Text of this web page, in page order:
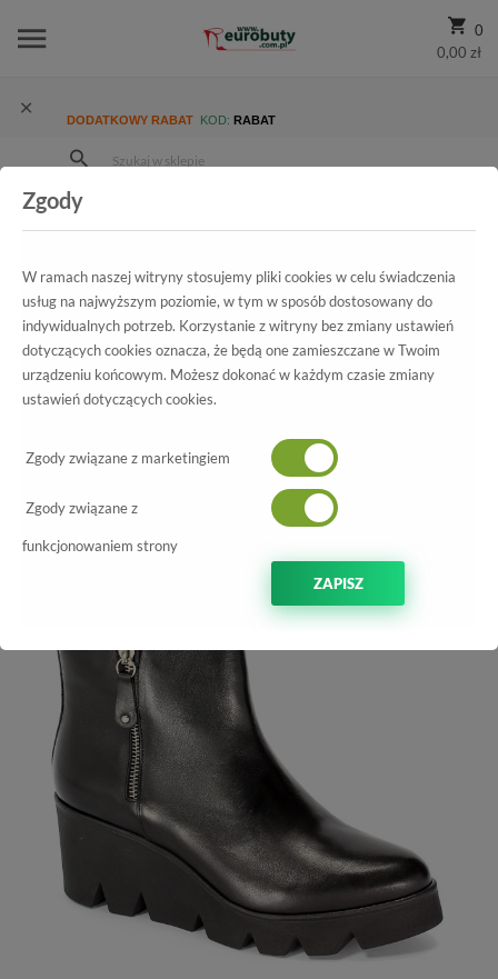
0
0,00 zł
DODATKOWY RABAT KOD: RABAT
Kolekcja damska
Trzewiki i Botki
Wszystkie produkty
1407 CP-1
Zgody
W ramach naszej witryny stosujemy pliki cookies w celu świadczenia
usług na najwyższym poziomie, w tym w sposób dostosowany do
indywidualnych potrzeb. Korzystanie z witryny bez zmiany ustawień
dotyczących cookies oznacza, że będą one zamieszczane w Twoim
urządzeniu końcowym. Możesz dokonać w każdym czasie zmiany
ustawień dotyczących cookies.
Zgody związane z marketingiem
Zgody związane z
funkcjonowaniem strony
ZAPISZ